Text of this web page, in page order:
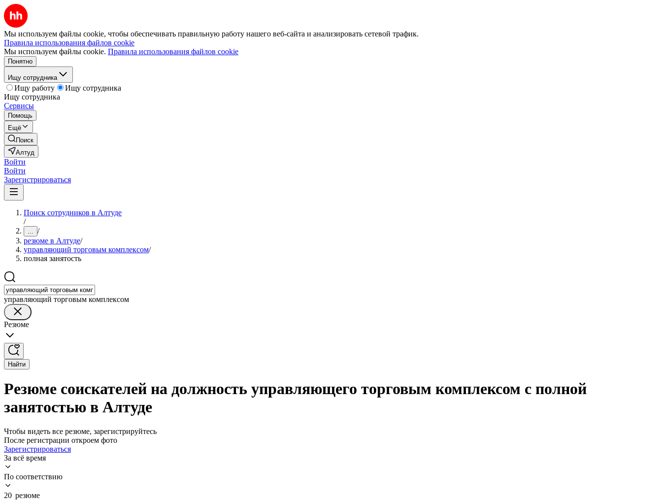
Мы используем файлы cookie, чтобы обеспечивать правильную работу нашего веб-сайта и анализировать сетевой трафик.
Правила использования файлов cookie
Мы используем файлы cookie. Правила использования файлов cookie
Понятно
Ищу сотрудника
Ищу работу
Ищу сотрудника
Ищу сотрудника
Сервисы
Помощь
Ещё
Поиск
Алтуд
Войти
Войти
Зарегистрироваться
Поиск сотрудников в Алтуде
/
... /
резюме в Алтуде/
управляющий торговым комплексом/
полная занятость
управляющий торговым комплексом
Резюме
Найти
Резюме соискателей на должность управляющего торговым комплексом с полной
занятостью в Алтуде
Чтобы видеть все резюме, зарегистрируйтесь
После регистрации откроем фото
Зарегистрироваться
За всё время
По соответствию
20 резюме